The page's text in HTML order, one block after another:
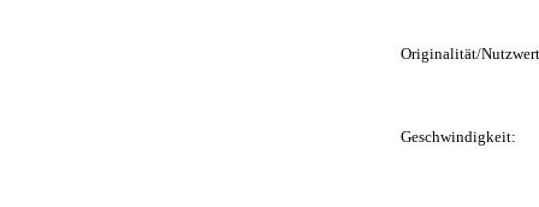
Originalität/
Geschwindigkeit: